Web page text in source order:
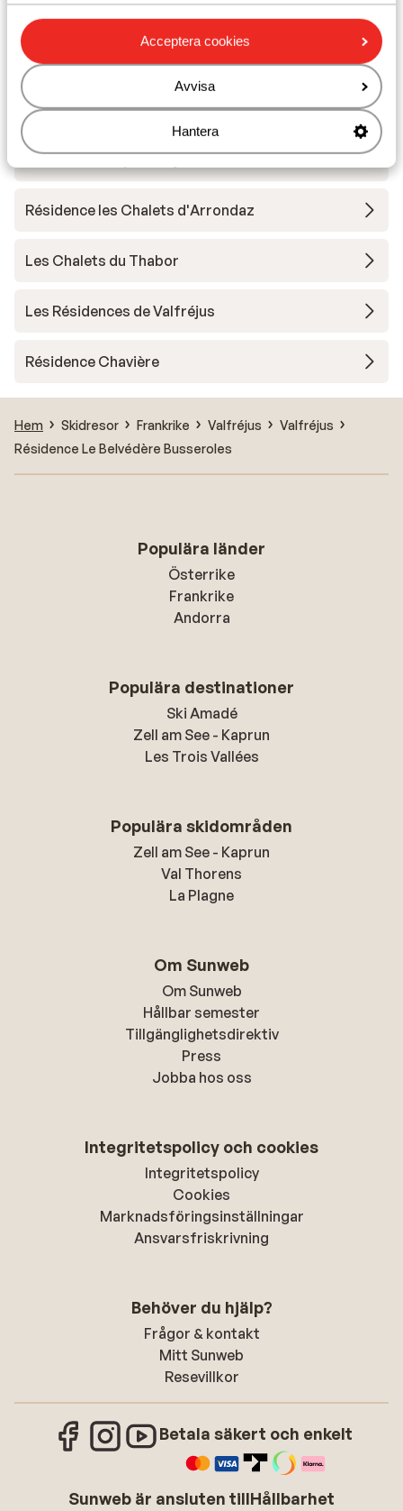
Acceptera cookies
Avvisa
Hantera
Résidence Vacancéole La Turra - extra inköpt
Résidence les Chalets de la Ramoure - Extra rum
Résidence Vacancéole Les Chalets de la Ramoure
SOWELL Family Valfréjus
Résidence les Chalets d'Arrondaz
Les Chalets du Thabor
Les Résidences de Valfréjus
Résidence Chavière
Hem Skidresor Frankrike Valfréjus
Valfréjus
Résidence Le Belvédère Busseroles
Populära länder
Österrike
Frankrike
Andorra
Populära destinationer
Ski Amadé
Zell am See - Kaprun
Les Trois Vallées
Populära skidområden
Zell am See - Kaprun
Val Thorens
La Plagne
Om Sunweb
Om Sunweb
Hållbar semester
Tillgänglighetsdirektiv
Press
Jobba hos oss
Integritetspolicy och cookies
Integritetspolicy
Cookies
Marknadsföringsinställningar
Ansvarsfriskrivning
Behöver du hjälp?
Frågor & kontakt
Mitt Sunweb
Resevillkor
Betala säkert och enkelt
Sunweb är ansluten tillHållbarhet